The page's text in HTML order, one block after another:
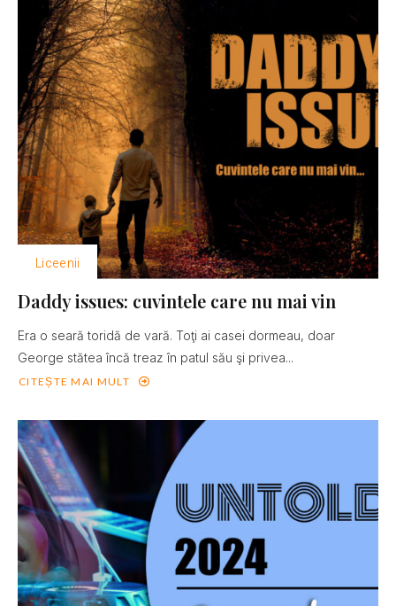
Liceenii
Daddy issues: cuvintele care nu mai vin
Era o seară toridă de vară. Toţi ai casei dormeau, doar
George stătea încă treaz în patul său şi privea...
CITEȘTE MAI MULT